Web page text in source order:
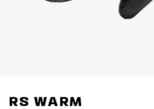
RS WARM